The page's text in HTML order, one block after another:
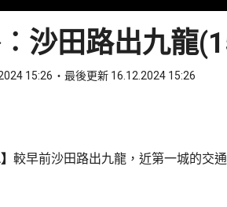
沙田路出九龍
15:26 最後更新 16.12.2024 15:26
較早前沙田路出九龍，近第一城的交